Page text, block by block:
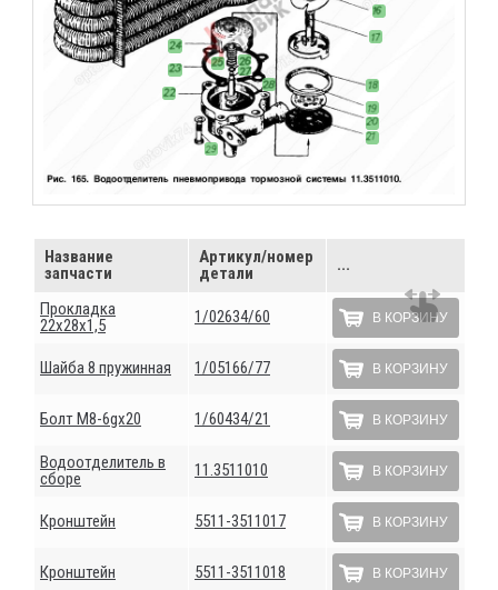
Название
запчасти
Артикул/номер
детали
...
Прокладка
22х28х1,5
1/02634/60 В КОРЗИНУ
Шайба 8 пружинная 1/05166/77 В КОРЗИНУ
Болт М8-6gх20 1/60434/21 В КОРЗИНУ
Водоотделитель в
сборе
11.3511010 В КОРЗИНУ
Кронштейн 5511-3511017 В КОРЗИНУ
Кронштейн 5511-3511018 В КОРЗИНУ